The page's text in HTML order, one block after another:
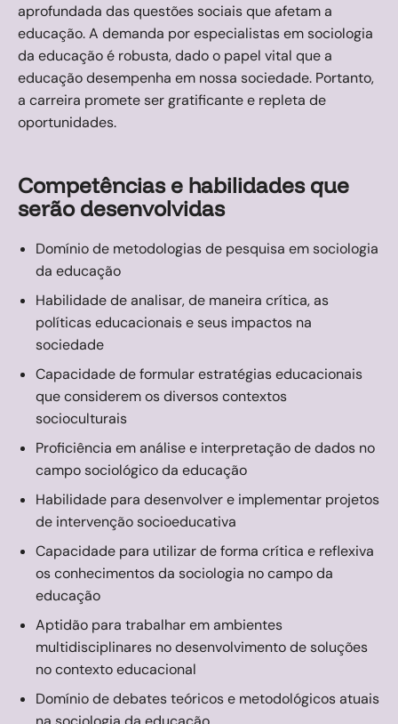
aprofundada das questões sociais que afetam a
educação. A demanda por especialistas em sociologia
da educação é robusta, dado o papel vital que a
educação desempenha em nossa sociedade. Portanto,
a carreira promete ser gratificante e repleta de
oportunidades.
Competências e habilidades que
serão desenvolvidas
Domínio de metodologias de pesquisa em sociologia
da educação
Habilidade de analisar, de maneira crítica, as
políticas educacionais e seus impactos na
sociedade
Capacidade de formular estratégias educacionais
que considerem os diversos contextos
socioculturais
Proficiência em análise e interpretação de dados no
campo sociológico da educação
Habilidade para desenvolver e implementar projetos
de intervenção socioeducativa
Capacidade para utilizar de forma crítica e reflexiva
os conhecimentos da sociologia no campo da
educação
Aptidão para trabalhar em ambientes
multidisciplinares no desenvolvimento de soluções
no contexto educacional
Domínio de debates teóricos e metodológicos atuais